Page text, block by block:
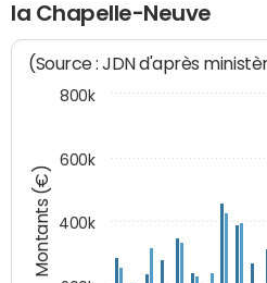
la Chapelle-Neuve
Montants (€)
(Source : JDN d'après
400k
600k
800k